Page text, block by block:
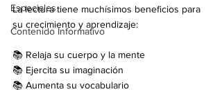
Especiales
Contenido Informativo
La lectura tiene muchísimos beneficios para
su crecimiento y aprendizaje:
📚 Relaja su cuerpo y la mente
📚 Ejercita su imaginación
📚 Aumenta su vocabulario